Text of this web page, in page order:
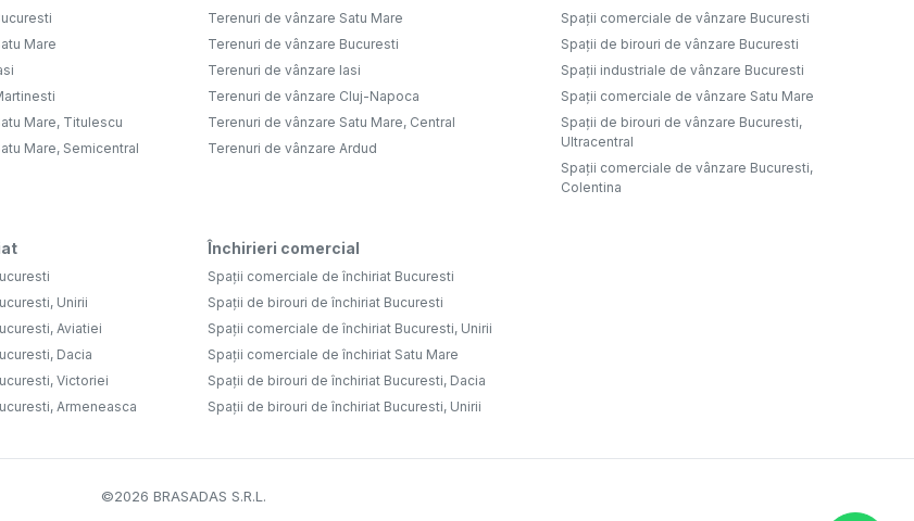
Mare
Mare, Titulescu
Mare, Semicentral
Terenuri de vânzare Satu Mare
Terenuri de vânzare Bucuresti
Terenuri de vânzare Iasi
Terenuri de vânzare Cluj-Napoca
Terenuri de vânzare Satu Mare, Central
Terenuri de vânzare Ardud
Spații comerciale de vânzare Bucuresti
Spații de birouri de vânzare Bucuresti
Spații industriale de vânzare Bucuresti
Spații comerciale de vânzare Satu Mare
Spații de birouri de vânzare Bucuresti,
Ultracentral
Spații comerciale de vânzare Bucuresti,
Colentina
Unirii
Aviatiei
Dacia
Victoriei
Armeneasca
Închirieri comercial
Spații comerciale de închiriat Bucuresti
Spații de birouri de închiriat Bucuresti
Spații comerciale de închiriat Bucuresti, Unirii
Spații comerciale de închiriat Satu Mare
Spații de birouri de închiriat Bucuresti, Dacia
Spații de birouri de închiriat Bucuresti, Unirii
©2026 BRASADAS S.R.L.